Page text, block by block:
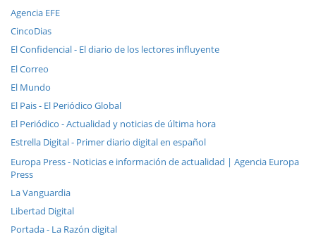
Agencia EFE
CincoDias
El Confidencial - El diario de los lectores influyente
El Correo
El Mundo
El Pais - El Periódico Global
El Periódico - Actualidad y noticias de última hora
Estrella Digital - Primer diario digital en español
Europa Press - Noticias e información de actualidad | Agencia Europa
Press
La Vanguardia
Libertad Digital
Portada - La Razón digital